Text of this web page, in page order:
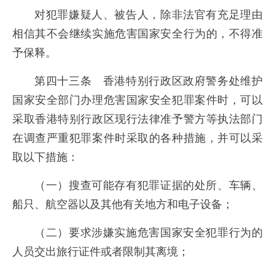
对犯罪嫌疑人、被告人，除非法官有充足理由
相信其不会继续实施危害国家安全行为的，不得准
予保释。
第四十三条 香港特别行政区政府警务处维护
国家安全部门办理危害国家安全犯罪案件时，可以
采取香港特别行政区现行法律准予警方等执法部门
在调查严重犯罪案件时采取的各种措施，并可以采
取以下措施：
（一）搜查可能存有犯罪证据的处所、车辆、
船只、航空器以及其他有关地方和电子设备；
（二）要求涉嫌实施危害国家安全犯罪行为的
人员交出旅行证件或者限制其离境；